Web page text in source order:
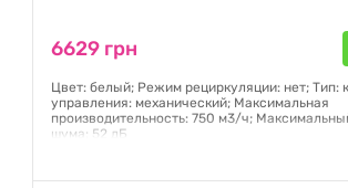
6629 грн
Цвет: белый; Режим рециркуляции: нет; Тип:
управления: механический; Максимальная
производительность: 750 м3/ч;
шума: 52 дБ